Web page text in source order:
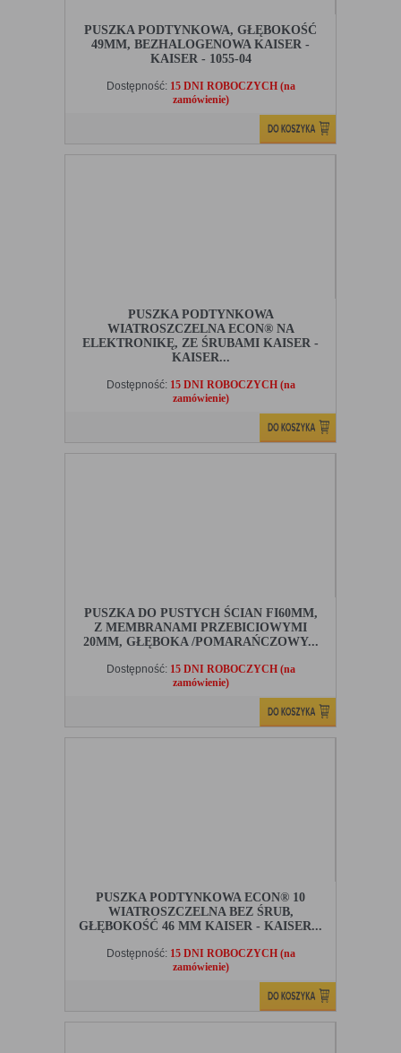
PUSZKA PODTYNKOWA, GŁĘBOKOŚĆ
49MM, BEZHALOGENOWA KAISER -
KAISER - 1055-04
Dostępność: 15 DNI ROBOCZYCH (na
zamówienie)
PUSZKA PODTYNKOWA
WIATROSZCZELNA ECON® NA
ELEKTRONIKĘ, ZE ŚRUBAMI KAISER -
KAISER...
Dostępność: 15 DNI ROBOCZYCH (na
zamówienie)
PUSZKA DO PUSTYCH ŚCIAN FI60MM,
Z MEMBRANAMI PRZEBICIOWYMI
20MM, GŁĘBOKA /POMARAŃCZOWY...
Dostępność: 15 DNI ROBOCZYCH (na
zamówienie)
PUSZKA PODTYNKOWA ECON® 10
WIATROSZCZELNA BEZ ŚRUB,
GŁĘBOKOŚĆ 46 MM KAISER - KAISER...
Dostępność: 15 DNI ROBOCZYCH (na
zamówienie)